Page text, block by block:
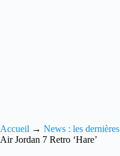
Accueil → News : les
Air Jordan 7 Retro ‘Hare’